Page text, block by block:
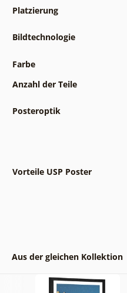
Platzierung
Bildtechnologie
Farbe
Anzahl der Teile
Posteroptik
Vorteile USP Poster
Aus der gleichen Kollektion